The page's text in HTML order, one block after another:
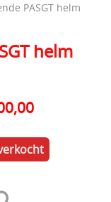
onmiddellijk
PASGT helm
helm